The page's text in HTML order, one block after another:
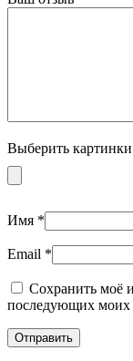
Выберить
Имя *
Email *
Сохранить моё
последующих моих